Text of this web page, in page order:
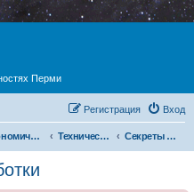
Перми
Вход
Регистрация
Астрономическая фотография Технический раздел Секреты съёмки и обработки